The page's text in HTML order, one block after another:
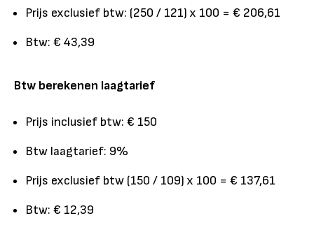
Prijs exclusief btw: (250 / 121) x 100 = € 206,61
Btw: € 43,39
Btw berekenen laagtarief
Prijs inclusief btw: € 150
Btw laagtarief: 9%
Prijs exclusief btw (150 / 109) x 100 = € 137,61
Btw: € 12,39